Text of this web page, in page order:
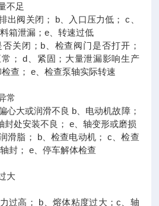
不足
出阀关闭； b、入口压力低； c、
箱泄漏；e、转速过低
关闭；b、检查阀门是否打开；
； d、紧固；大量泄漏影响生产
查； e、检查泵轴实际转速
常
心大或润滑不良 b、电动机故障；
封处安装不良； e、轴变形或磨损
滑脂； b、检查电动机； c、检查
封； e、停车解体检查
大
过高； b、熔体粘度过大；c、轴